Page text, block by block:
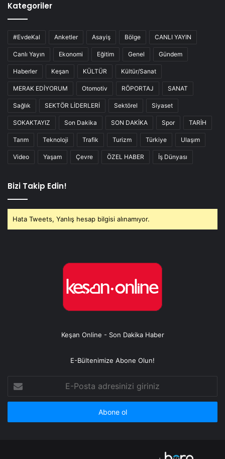
Kategoriler
#EvdeKal Anketler Asayiş Bölge CANLI YAYIN
Canlı Yayın Ekonomi Eğitim Genel Gündem
Haberler Keşan KÜLTÜR Kültür/Sanat
MERAK EDİYORUM Otomotiv RÖPORTAJ SANAT
Sağlık SEKTÖR LİDERLERİ Sektörel Siyaset
SOKAKTAYIZ Son Dakika SON DAKİKA Spor TARİH
Tarım Teknoloji Trafik Turizm Türkiye Ulaşım
Video Yaşam Çevre ÖZEL HABER İş Dünyası
Bizi Takip Edin!
Hata Tweets, Yanlış hesap bilgisi alınamıyor.
Keşan Online - Son Dakika Haber
E-Bültenimize Abone Olun!
Posta
adresinizi